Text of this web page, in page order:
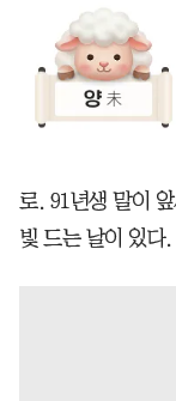
로. 91년생 말이
빛 드는 날이 있다.